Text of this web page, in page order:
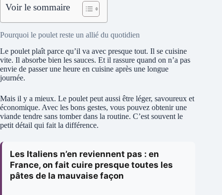
Voir le sommaire
Pourquoi le poulet reste un allié du quotidien
Le poulet plaît parce qu’il va avec presque tout. Il se cuisine
vite. Il absorbe bien les sauces. Et il rassure quand on n’a pas
envie de passer une heure en cuisine après une longue
journée.
Mais il y a mieux. Le poulet peut aussi être léger, savoureux et
économique. Avec les bons gestes, vous pouvez obtenir une
viande tendre sans tomber dans la routine. C’est souvent le
petit détail qui fait la différence.
Les Italiens n’en reviennent pas : en
France, on fait cuire presque toutes les
pâtes de la mauvaise façon